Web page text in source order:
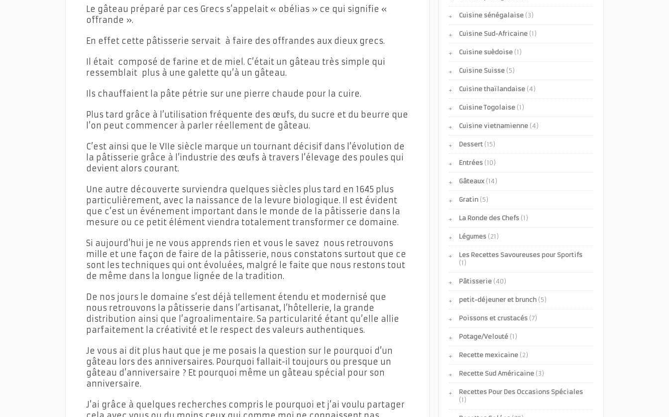
Le gâteau préparé par ces Grecs s’appelait « obélias » ce qui signifie «
offrande ».
En effet cette pâtisserie servait à faire des offrandes aux dieux grecs.
Il était composé de farine et de miel. C’était un gâteau très simple qui
ressemblait plus à une galette qu’à un gâteau.
Ils chauffaient la pâte pétrie sur une pierre chaude pour la cuire.
Plus tard grâce à l’utilisation fréquente des œufs, du sucre et du beurre que
l’on peut commencer à parler réellement de gâteau.
C’est ainsi que le VIIe siècle marque un tournant décisif dans l’évolution de
la pâtisserie grâce à l’industrie des œufs à travers l’élevage des poules qui
devient alors courant.
Une autre découverte surviendra quelques siècles plus tard en 1645 plus
particulièrement, avec la naissance de la levure biologique. Il est évident
que c’est un événement important dans le monde de la pâtisserie dans la
mesure ou ce petit élément viendra totalement transformer ce domaine.
Si aujourd’hui je ne vous apprends rien et vous le savez nous retrouvons
mille et une façon de faire de la pâtisserie, nous constatons surtout que ce
sont les techniques qui ont évoluées, malgré le faite que nous restons tout
de même dans la longue lignée de la tradition.
De nos jours le domaine s’est déjà tellement étendu et modernisé que
nous retrouvons la pâtisserie dans l’artisanat, l’hôtellerie, la grande
distribution ainsi que l’agroalimentaire. Sa particularité étant qu’elle allie
parfaitement la créativité et le respect des valeurs authentiques.
Je vous ai dit plus haut que je me posais la question sur le pourquoi d’un
gâteau lors des anniversaires. Pourquoi fallait-il toujours ou presque un
gâteau d’anniversaire ? Et pourquoi même un gâteau spécial pour son
anniversaire.
J’ai grâce à quelques recherches compris le pourquoi et j’ai voulu partager
Cuisine sénégalaise (3)
Cuisine Sud-Africaine (1)
Cuisine suèdoise (1)
Cuisine Suisse (5)
Cuisine thaïlandaise (4)
Cuisine Togolaise (1)
Cuisine vietnamienne (4)
Dessert (15)
Entrées (10)
Gâteaux (14)
Gratin (5)
La Ronde des Chefs (1)
Légumes (21)
Les Recettes Savoureuses pour Sportifs
(1)
Pâtisserie (40)
petit-déjeuner et brunch (5)
Poissons et crustacés (7)
Potage/Velouté (1)
Recette mexicaine (2)
Recette Sud Américaine (3)
Recettes Pour Des Occasions Spéciales
(1)